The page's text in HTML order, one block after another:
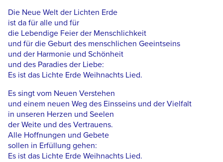
Die Neue Welt der Lichten Erde
ist da für alle und für
die Lebendige Feier der Menschlichkeit
und für die Geburt des menschlichen Geeintseins
und der Harmonie und Schönheit
und des Paradies der Liebe:
Es ist das Lichte Erde Weihnachts Lied.
Es singt vom Neuen Verstehen
und einem neuen Weg des Einsseins und der Vielfalt
in unseren Herzen und Seelen
der Weite und des Vertrauens.
Alle Hoffnungen und Gebete
sollen in Erfüllung gehen:
Es ist das Lichte Erde Weihnachts Lied.